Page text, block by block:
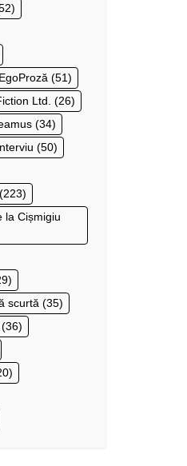
EgoProză (51)
Ltd. (26)
(34)
(50)
(223)
la Cișmigiu
scurtă (35)
(36)